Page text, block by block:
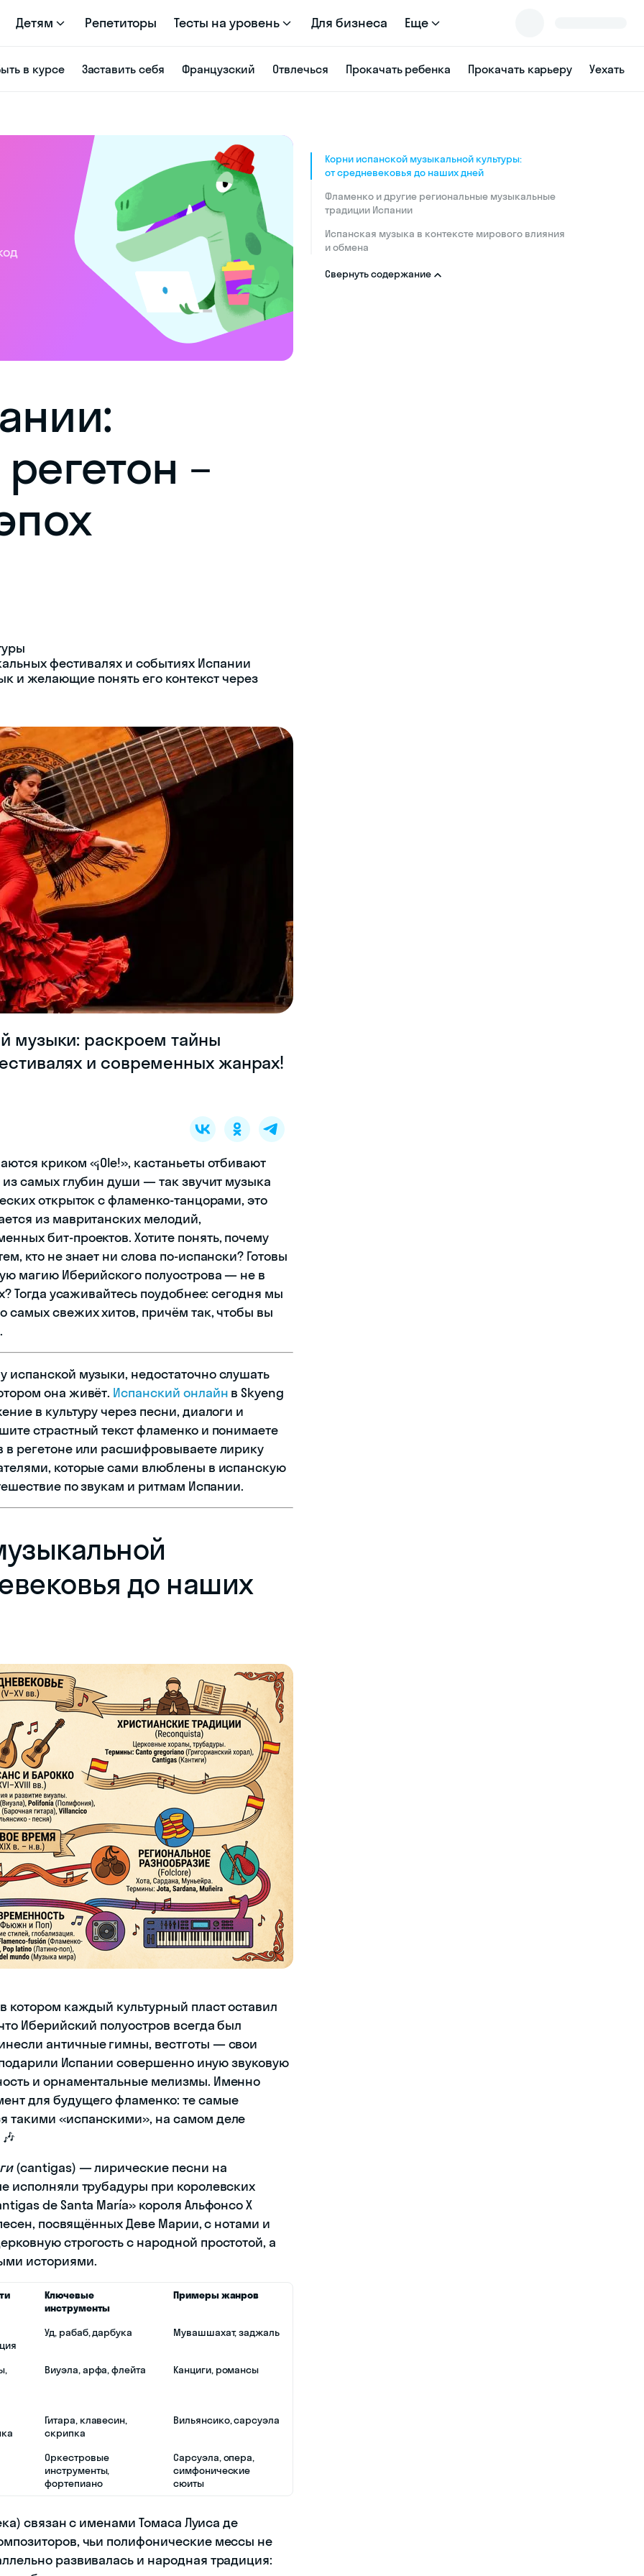
Детям Репетиторы Тесты на уровень Для бизнеса Еще
в курсе Заставить себя Французский Отвлечься Прокачать ребенка Прокачать карьеру Уехать
–
фестивалях и событиях Испании
и желающие понять его контекст через
музыки: раскроем тайны
и современных жанрах!
криком «¡Ole!», кастаньеты отбивают
самых глубин души — так звучит музыка
открыток с фламенко-танцорами, это
из мавританских мелодий,
бит-проектов. Хотите понять, почему
кто не знает ни слова по-испански? Готовы
магию Иберийского полуострова — не в
Тогда усаживайтесь поудобнее: сегодня мы
самых свежих хитов, причём так, чтобы вы
испанской музыки, недостаточно слушать
она живёт. Испанский онлайн в Skyeng
в культуру через песни, диалоги и
страстный текст фламенко и понимаете
в регетоне или расшифровываете лирику
которые сами влюблены в испанскую
по звукам и ритмам Испании.
до наших
каждый культурный пласт оставил
Иберийский полуостров всегда был
античные гимны, вестготы — свои
Испании совершенно иную звуковую
и орнаментальные мелизмы. Именно
для будущего фламенко: те самые
такими «испанскими», на самом деле
(cantigas) — лирические песни на
исполняли трубадуры при королевских
de Santa María» короля Альфонсо X
посвящённых Деве Марии, с нотами и
строгость с народной простотой, а
историями.
Ключевые
инструменты
Примеры жанров
Уд, рабаб, дарбука Мувашшахат, заджаль
Виуэла, арфа, флейта Канциги, романсы
Гитара, клавесин,
скрипка
Вильянсико, сарсуэла
Оркестровые
инструменты,
фортепиано
Сарсуэла, опера,
симфонические
сюиты
связан с именами Томаса Луиса де
чьи полифонические мессы не
развивалась и народная традиция:
Корни испанской музыкальной культуры:
от средневековья до наших дней
Фламенко и другие региональные музыкальные
традиции Испании
Испанская музыка в контексте мирового влияния
и обмена
Свернуть содержание